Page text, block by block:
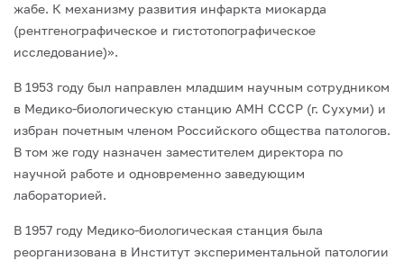
жабе. К механизму развития инфаркта миокарда
(рентгенографическое и гистотопографи­ческое
исследование)».
В 1953 году был направлен младшим научным сотрудником
в Медико-биологи­ческую станцию АМН СССР (г. Сухуми) и
избран почетным членом Российского об­щества патологов.
В том же году назначен заместителем директора по
научной рабо­те и одновременно заведующим
лабораторией.
В 1957 году Медико-биологическая станция была
реорганизована в Институт экс­периментальной патологии